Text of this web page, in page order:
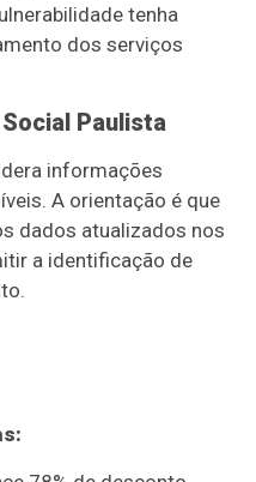
tenha
dos serviços
Paulista
informações
A orientação é que
dados atualizados nos
a identificação de